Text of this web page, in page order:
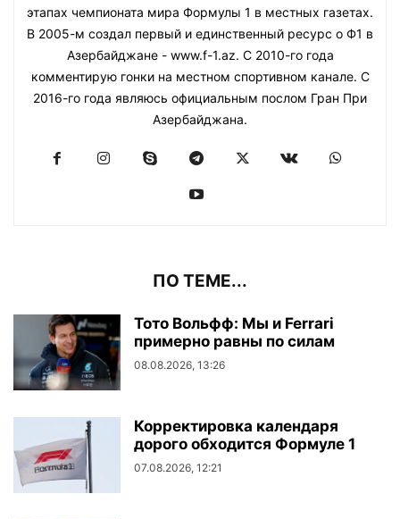
этапах чемпионата мира Формулы 1 в местных газетах.
В 2005-м создал первый и единственный ресурс о Ф1 в
Азербайджане - www.f-1.az. С 2010-го года
комментирую гонки на местном спортивном канале. С
2016-го года являюсь официальным послом Гран При
Азербайджана.
ПО ТЕМЕ...
Тото Вольфф: Мы и Ferrari
примерно равны по силам
08.08.2026, 13:26
Корректировка календаря
дорого обходится Формуле 1
07.08.2026, 12:21